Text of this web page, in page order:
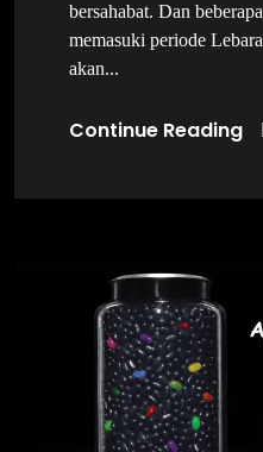
bersahabat. Dan
memasuki periode
akan...
Continue Reading